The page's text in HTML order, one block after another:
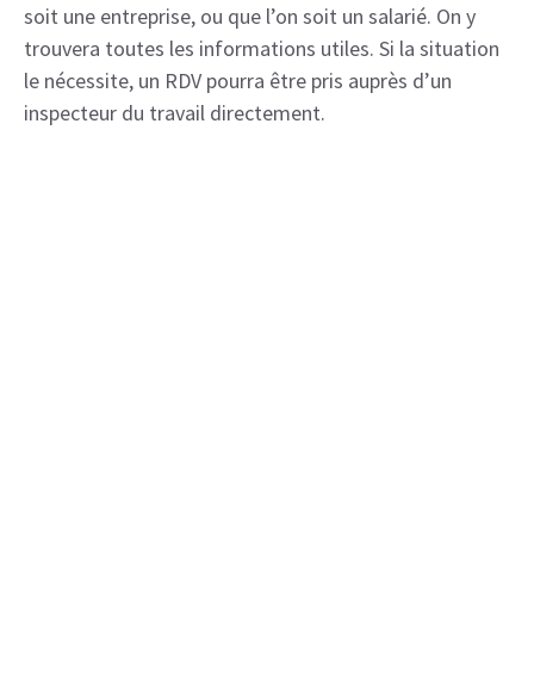
soit une entreprise, ou que l’on soit un salarié. On y
trouvera toutes les informations utiles. Si la situation
le nécessite, un RDV pourra être pris auprès d’un
inspecteur du travail directement.